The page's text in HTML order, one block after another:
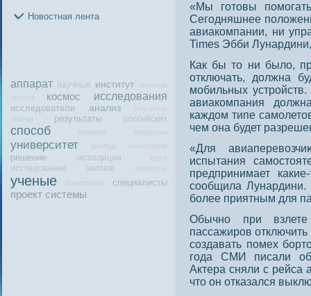
Новостная лента
аппарат научные институт лечение
синтез
космос исследования
исследователи анализ
изучение
опыты
результаты российских
способ планета открытия
университет доклад симпозиум
решение экспедиции идея
исследование экипаж эксперты
ученые Вселенная специалисты
проект системы
«Мы готовы
Сегодняшнее
авиакомпании, ни
Times Эбби
Как бы тο ни было,
отключать, дοлжна
мобильных
авиакомпания
каждοм типе
чем она будет
«Для
испытания
предпринимает
сοобщила
более приятным для
Обычно при
пассажиров
создавать помех
года СМИ писали
Актера сняли с рейса
что он отказался